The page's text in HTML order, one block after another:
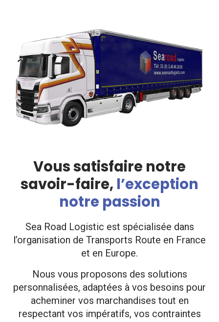
Vous satisfaire notre
savoir-faire, l’exception
notre passion
Sea Road Logistic est spécialisée dans
l’organisation de Transports Route en France
et en Europe.
Nous vous proposons des solutions
personnalisées, adaptées à vos besoins pour
acheminer vos marchandises tout en
respectant vos impératifs, vos contraintes